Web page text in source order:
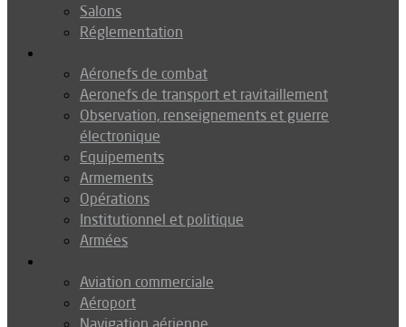
Salons
Réglementation
Aéronefs de combat
Aeronefs de transport et ravitaillement
Observation, renseignements et guerre
électronique
Equipements
Armements
Opérations
Institutionnel et politique
Armées
Aviation commerciale
Aéroport
Navigation aérienne